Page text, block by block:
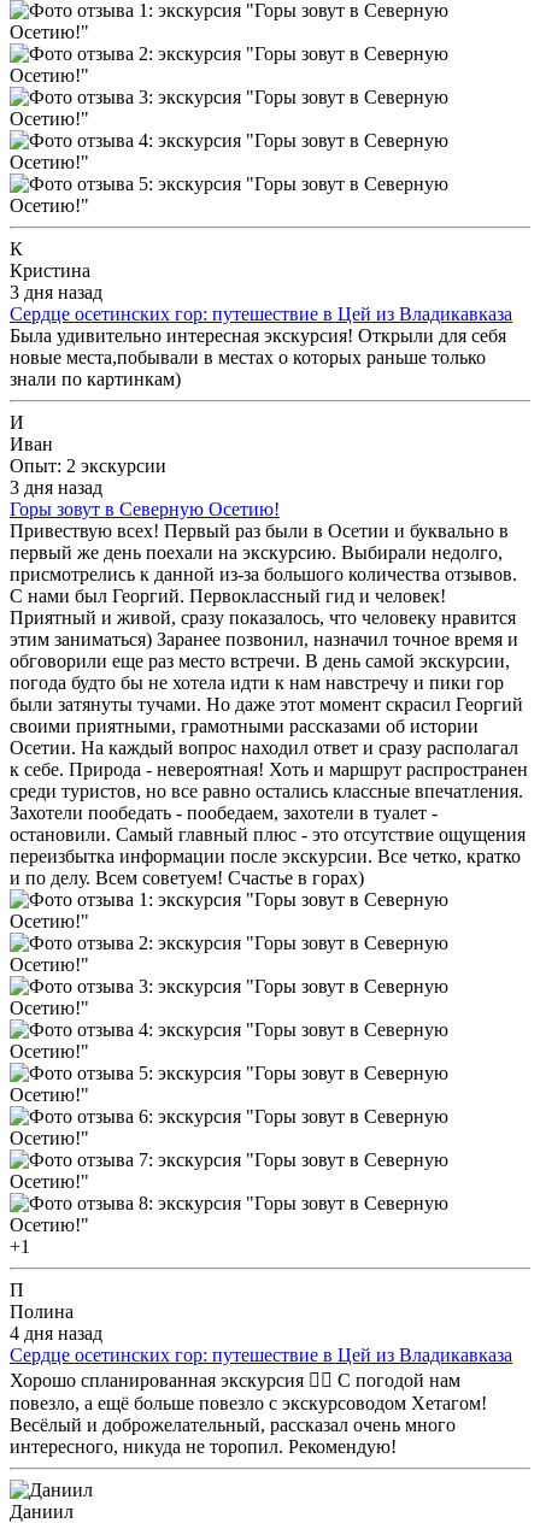
К
Кристина
3 дня назад
Сердце осетинских гор: путешествие в Цей из Владикавказа
Была удивительно интересная экскурсия! Открыли для себя
новые места,побывали в местах о которых раньше только
знали по картинкам)
И
Иван
Опыт: 2 экскурсии
3 дня назад
Горы зовут в Северную Осетию!
Привествую всех! Первый раз были в Осетии и буквально в
первый же день поехали на экскурсию. Выбирали недолго,
присмотрелись к данной из-за большого количества отзывов.
С нами был Георгий. Первоклассный гид и человек!
Приятный и живой, сразу показалось, что человеку нравится
этим заниматься) Заранее позвонил, назначил точное время и
обговорили еще раз место встречи. В день самой экскурсии,
погода будто бы не хотела идти к нам навстречу и пики гор
были затянуты тучами. Но даже этот момент скрасил Георгий
своими приятными, грамотными рассказами об истории
Осетии. На каждый вопрос находил ответ и сразу располагал
к себе. Природа - невероятная! Хоть и маршрут распространен
среди туристов, но все равно остались классные впечатления.
Захотели пообедать - пообедаем, захотели в туалет -
остановили. Самый главный плюс - это отсутствие ощущения
переизбытка информации после экскурсии. Все четко, кратко
и по делу. Всем советуем! Счастье в горах)
+1
П
Полина
4 дня назад
Сердце осетинских гор: путешествие в Цей из Владикавказа
Хорошо спланированная экскурсия 👍🏼 С погодой нам
повезло, а ещё больше повезло с экскурсоводом Хетагом!
Весёлый и доброжелательный, рассказал очень много
интересного, никуда не торопил. Рекомендую!
Даниил